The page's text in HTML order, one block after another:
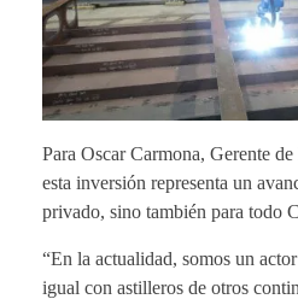
Para Oscar Carmona, Gerente
esta inversión representa un
privado, sino también para todo
“En la actualidad, somos un
igual con astilleros de otros